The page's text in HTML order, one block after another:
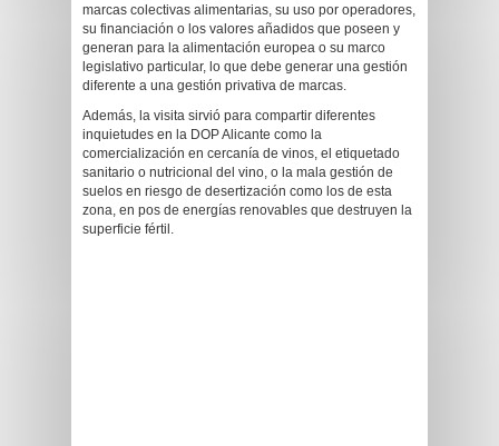
marcas colectivas alimentarias, su uso por operadores,
su financiación o los valores añadidos que poseen y
generan para la alimentación europea o su marco
legislativo particular, lo que debe generar una gestión
diferente a una gestión privativa de marcas.
Además, la visita sirvió para compartir diferentes
inquietudes en la DOP Alicante como la
comercialización en cercanía de vinos, el etiquetado
sanitario o nutricional del vino, o la mala gestión de
suelos en riesgo de desertización como los de esta
zona, en pos de energías renovables que destruyen la
superficie fértil.